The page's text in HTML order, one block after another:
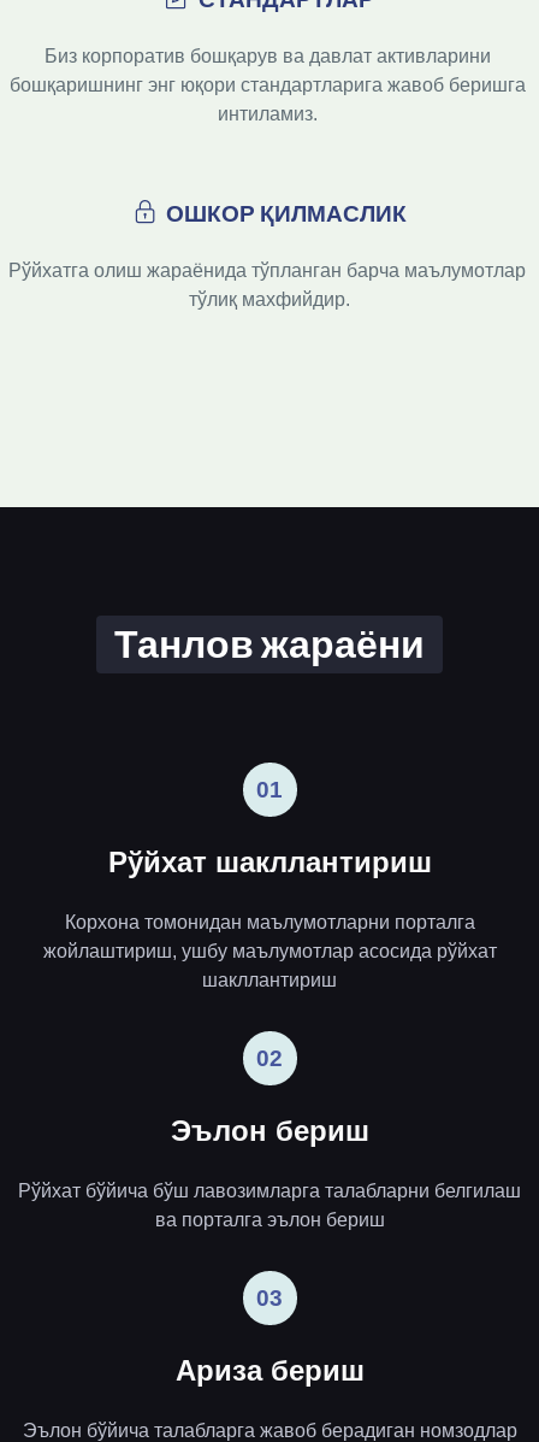
Биз корпоратив бошқарув ва давлат активларини
бошқаришнинг энг юқори стандартларига жавоб беришга
интиламиз.
ОШКОР ҚИЛМАСЛИК
Рўйхатга олиш жараёнида тўпланган барча маълумотлар
тўлиқ махфийдир.
Танлов жараёни
01
Рўйхат шакллантириш
Корхона томонидан маълумотларни порталга
жойлаштириш, ушбу маълумотлар асосида рўйхат
шакллантириш
02
Эълон бериш
Рўйхат бўйича бўш лавозимларга талабларни белгилаш
ва порталга эълон бериш
03
Ариза бериш
Эълон бўйича талабларга жавоб берадиган номзодлар